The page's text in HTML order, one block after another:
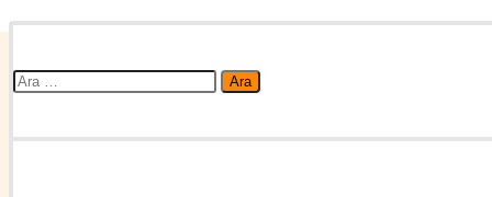
Arama: